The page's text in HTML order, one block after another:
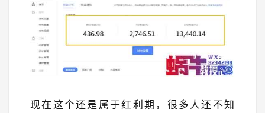
现在这个还是属于红利期，很多人还不知